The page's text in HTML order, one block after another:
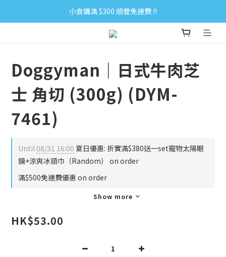
小食購滿 $300 順豐免運費 ‼
小食購滿 $300 順豐免運費 ‼
全單購滿 $500 免運費 ♥︎ 會員積分回贈 $1＝1Pt.
Doggyman｜日式牛肉芝
士 角切 (300g) (DYM-
7461)
Until08/31 16:00 夏日優惠: 折實滿$380送一set寵物太陽眼
鏡+涼爽冰頸巾（Random） on order
滿$500免運費優惠 on order
Show more
HK$53.00